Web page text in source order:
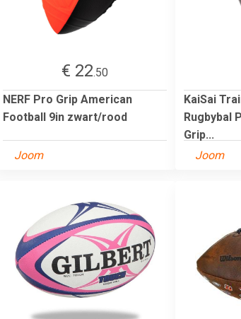
€ 22.50
NERF Pro Grip American
Football 9in zwart/rood
Joom
KaiSai
Rugbybal
Grip...
Joom